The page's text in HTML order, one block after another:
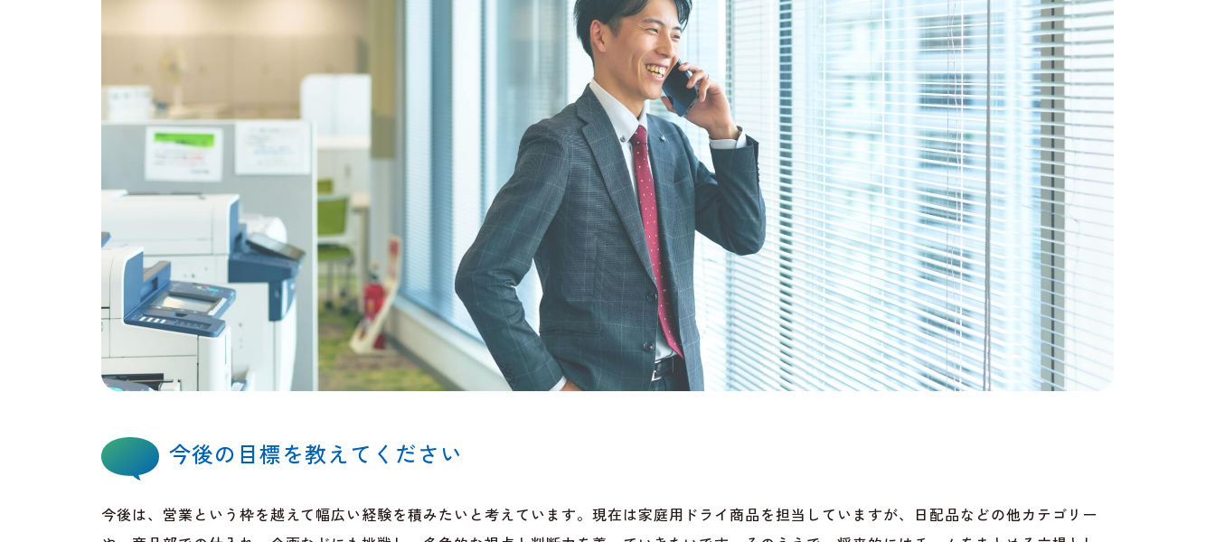
今後の目標を教えてください
今後は、営業という枠を越えて幅広い経験を積みたいと考えています。現在は家庭用ドライ商品を担当していますが、日配品などの他カテゴリー